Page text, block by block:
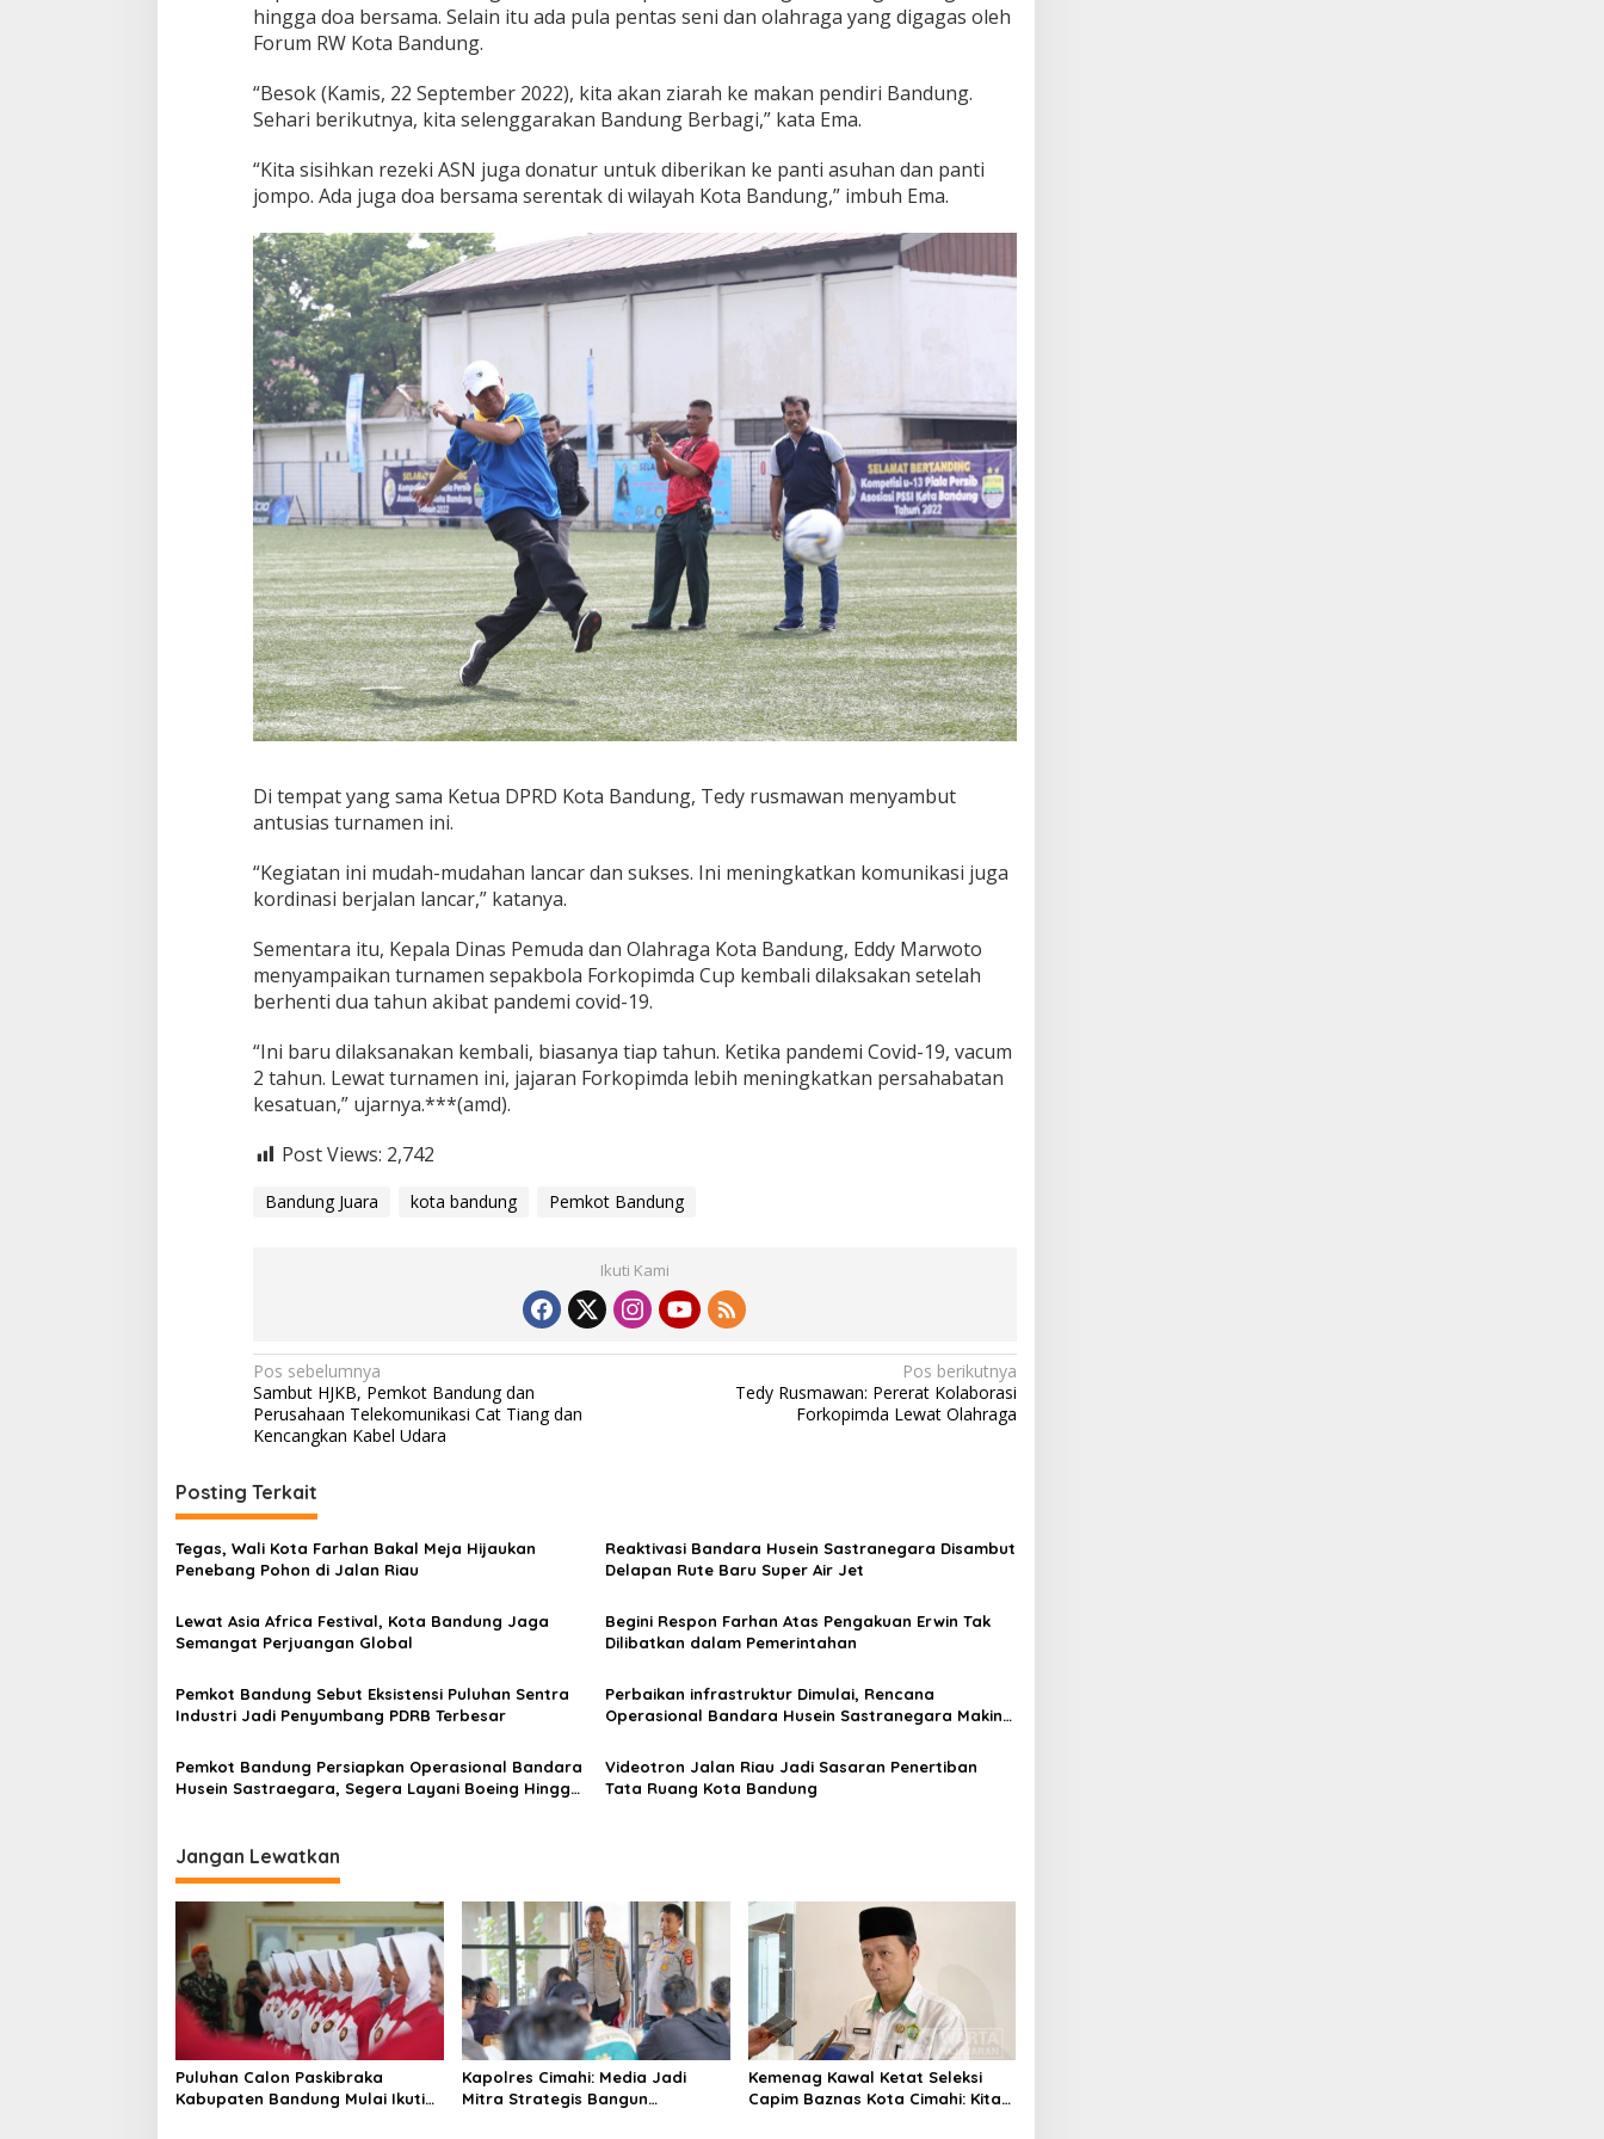
hingga doa bersama. Selain itu ada pula pentas seni dan olahraga yang digagas oleh
Forum RW Kota Bandung.
“Besok (Kamis, 22 September 2022), kita akan ziarah ke makan pendiri Bandung.
Sehari berikutnya, kita selenggarakan Bandung Berbagi,” kata Ema.
“Kita sisihkan rezeki ASN juga donatur untuk diberikan ke panti asuhan dan panti
jompo. Ada juga doa bersama serentak di wilayah Kota Bandung,” imbuh Ema.
Di tempat yang sama Ketua DPRD Kota Bandung, Tedy rusmawan menyambut
antusias turnamen ini.
“Kegiatan ini mudah-mudahan lancar dan sukses. Ini meningkatkan komunikasi juga
kordinasi berjalan lancar,” katanya.
Sementara itu, Kepala Dinas Pemuda dan Olahraga Kota Bandung, Eddy Marwoto
menyampaikan turnamen sepakbola Forkopimda Cup kembali dilaksakan setelah
berhenti dua tahun akibat pandemi covid-19.
“Ini baru dilaksanakan kembali, biasanya tiap tahun. Ketika pandemi Covid-19, vacum
2 tahun. Lewat turnamen ini, jajaran Forkopimda lebih meningkatkan persahabatan
kesatuan,” ujarnya.***(amd).
Post Views: 2,742
Bandung Juara kota bandung Pemkot Bandung
Ikuti Kami
N
a
v
i
g
a
s
i
p
s
Pos sebelumnya
Sambut HJKB, Pemkot Bandung dan
Perusahaan Telekomunikasi Cat Tiang dan
Kencangkan Kabel Udara
Pos berikutnya
Tedy Rusmawan: Pererat Kolaborasi
Forkopimda Lewat Olahraga
Posting Terkait
Tegas, Wali Kota Farhan Bakal Meja Hijaukan
Penebang Pohon di Jalan Riau
Reaktivasi Bandara Husein Sastranegara Disambut
Delapan Rute Baru Super Air Jet
Lewat Asia Africa Festival, Kota Bandung Jaga
Semangat Perjuangan Global
Begini Respon Farhan Atas Pengakuan Erwin Tak
Dilibatkan dalam Pemerintahan
Pemkot Bandung Sebut Eksistensi Puluhan Sentra
Industri Jadi Penyumbang PDRB Terbesar
Perbaikan infrastruktur Dimulai, Rencana
Operasional Bandara Husein Sastranegara Makin
Pemkot Bandung Persiapkan Operasional Bandara
Husein Sastraegara, Segera Layani Boeing Hingga
Videotron Jalan Riau Jadi Sasaran Penertiban
Tata Ruang Kota Bandung
Jangan Lewatkan
Puluhan Calon Paskibraka
Kabupaten Bandung Mulai Ikuti
Kapolres Cimahi: Media Jadi
Mitra Strategis Bangun
Kemenag Kawal Ketat Seleksi
Capim Baznas Kota Cimahi: Kita